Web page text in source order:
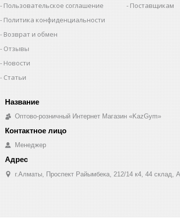
Пользовательское соглашение
Политика конфиденциальности
Возврат и обмен
Отзывы
Новости
Статьи
Поставщикам
Оптово-розничный Интернет Магазин «KazGym»
Менеджер
г.Алматы, Проспект Райымбека, 212/14 к4, 44 склад,